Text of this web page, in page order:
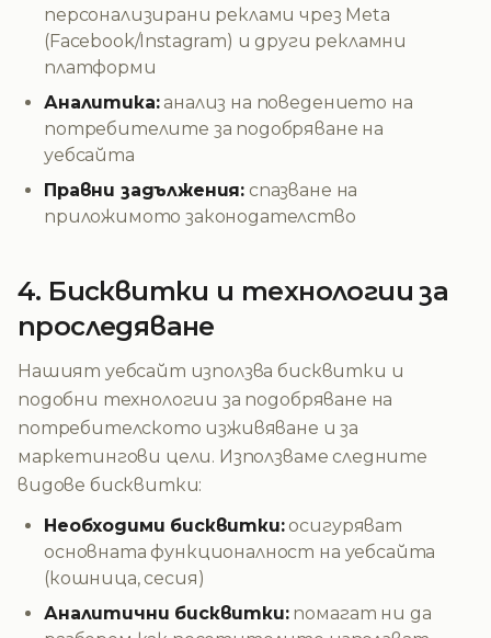
персонализирани реклами чрез Meta
(Facebook/Instagram) и други рекламни
платформи
Аналитика:анализ на поведението на
потребителите за подобряване на
уебсайта
Правни задължения: спазване на
приложимото законодателство
4. Бисквитки и технологии за
проследяване
Нашият уебсайт използва бисквитки и
подобни технологии за подобряване на
потребителското изживяване и за
маркетингови цели. Използваме следните
видове бисквитки:
Необходими бисквитки:осигуряват
основната функционалност на уебсайта
(кошница, сесия)
Аналитични бисквитки:помагат ни да